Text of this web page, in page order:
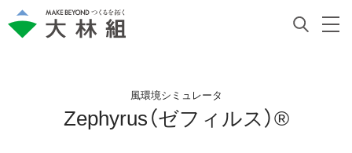
風環境シミュレータ
Zephyrus（ゼフィルス）®